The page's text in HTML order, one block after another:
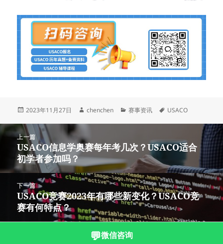
发
于
2023年11月27日
作
chenchen
分
赛事资讯
标
USACO
文
上一篇
上
篇
文
章：
USACO信息学奥赛每年考几次？USACO适合
初学者参加吗？
下一篇
下
篇
文
USACO竞赛2023年有哪些新变化？USACO竞
赛有何特点？
💬微信咨询